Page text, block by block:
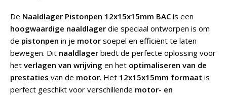
De Naaldlager Pistonpen 12x15x15mm BAC is een
hoogwaardige naaldlager die speciaal ontworpen is om
de pistonpen in je motor soepel en efficiënt te laten
bewegen. Dit naaldlager biedt de perfecte oplossing voor
het verlagen van wrijving en het optimaliseren van de
prestaties van de motor. Het 12x15x15mm formaat is
perfect geschikt voor verschillende motor- en